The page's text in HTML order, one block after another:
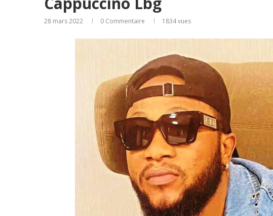
28 mars 2022 0 Commentaire 1834vues